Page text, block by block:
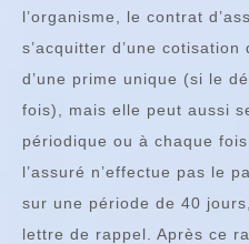
l’organisme, le contrat
s’acquitter d’une
d’une prime unique (si le
fois), mais elle peut aussi
périodique ou à chaque
l’assuré n’effectue pas le
sur une période de 40
lettre de rappel. Après ce